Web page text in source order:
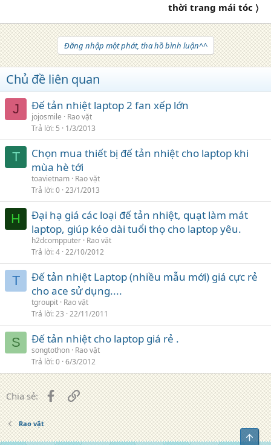
thời trang mái tóc 〉
Đăng nhập một phát, tha hồ bình luận^^
Chủ đề liên quan
J Đế tản nhiệt laptop 2 fan xếp lớn
jojosmile
Rao vặt
Trả lời 5 1/3/2013
T
Chọn mua thiết bị đế tản nhiệt cho laptop khi
mùa hè tới
toavietnam Rao vặt
Trả lời 0 23/1/2013
H
Đại hạ giá các loại đế tản nhiệt, quạt làm mát
laptop, giúp kéo dài tuổi thọ cho laptop yêu.
h2dcompputer Rao vặt
Trả lời 4 22/10/2012
T
Đế tản nhiệt Laptop (nhiều mẫu mới) giá cực rẻ
cho ace sử dụng....
tgroupit Rao vặt
Trả lời 23 22/11/2011
S Đế tản nhiệt cho laptop giá rẻ .
songtothon Rao vặt
Trả lời 0 6/3/2012
Chia sẻ: FacebookLiên kết
Rao vặt
Top